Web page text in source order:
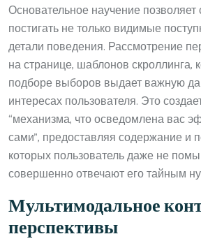
Основательное научение позволяет
постигать не только видимые
детали поведения. Рассмотрение
на странице, шаблонов скроллинга,
подборе выборов выдает важную
интересах пользователя. Это
“механизма, что осведомлена вас
сами”, предоставляя содержание и
которых пользователь даже не
совершенно отвечают его тайным
Мультимодальное
перспективы